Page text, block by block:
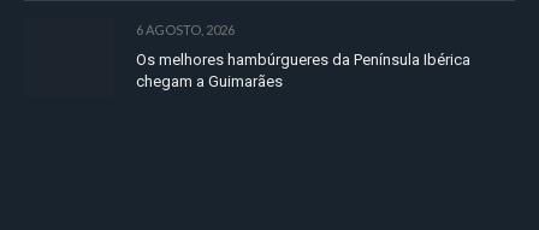
6 AGOSTO, 2026
Os melhores hambúrgueres da Península Ibérica
chegam a Guimarães